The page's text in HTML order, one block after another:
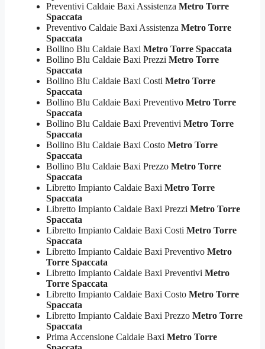
Preventivi Caldaie Baxi Assistenza Metro Torre
Spaccata
Preventivo Caldaie Baxi Assistenza Metro Torre
Spaccata
Bollino Blu Caldaie Baxi Metro Torre Spaccata
Bollino Blu Caldaie Baxi Prezzi Metro Torre
Spaccata
Bollino Blu Caldaie Baxi Costi Metro Torre
Spaccata
Bollino Blu Caldaie Baxi Preventivo Metro Torre
Spaccata
Bollino Blu Caldaie Baxi Preventivi Metro Torre
Spaccata
Bollino Blu Caldaie Baxi Costo Metro Torre
Spaccata
Bollino Blu Caldaie Baxi Prezzo Metro Torre
Spaccata
Libretto Impianto Caldaie Baxi Metro Torre
Spaccata
Libretto Impianto Caldaie Baxi Prezzi Metro Torre
Spaccata
Libretto Impianto Caldaie Baxi Costi Metro Torre
Spaccata
Libretto Impianto Caldaie Baxi Preventivo Metro
Torre Spaccata
Libretto Impianto Caldaie Baxi Preventivi Metro
Torre Spaccata
Libretto Impianto Caldaie Baxi Costo Metro Torre
Spaccata
Libretto Impianto Caldaie Baxi Prezzo Metro Torre
Spaccata
Prima Accensione Caldaie Baxi Metro Torre